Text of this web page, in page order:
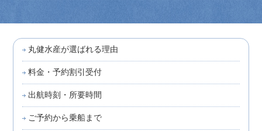
丸健水産が選ばれる理由
料金・予約割引受付
出航時刻・所要時間
ご予約から乗船まで